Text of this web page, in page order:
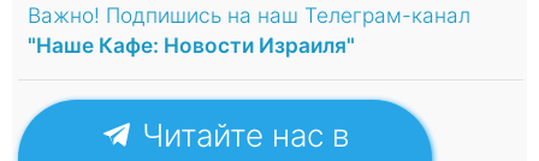
Важно! Подпишись на наш Телеграм-канал
"Наше Кафе: Новости Израиля"
Читайте нас в